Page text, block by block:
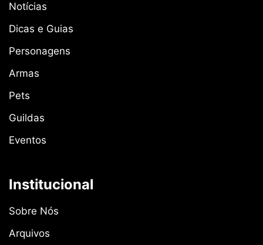
Notícias
Dicas e Guias
Personagens
Armas
Pets
Guildas
Eventos
Institucional
Sobre Nós
Arquivos